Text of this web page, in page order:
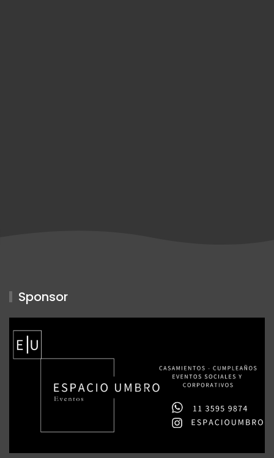
Sponsor